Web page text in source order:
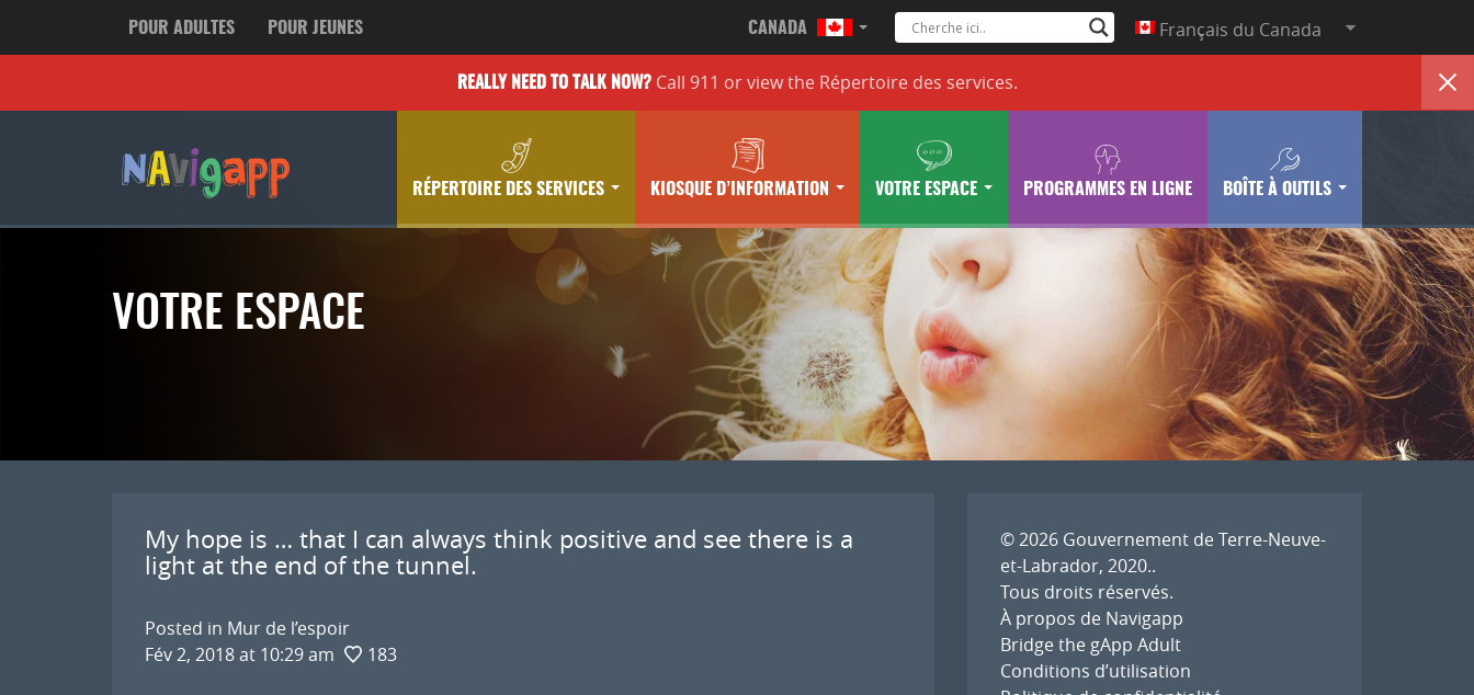
POUR ADULTES POUR JEUNES CANADA Français du Canada
REALLY NEED TO TALK NOW? Call 911 orview the Répertoire des services.
RÉPERTOIRE DES SERVICES KIOSQUE D’INFORMATION VOTRE ESPACE PROGRAMMES EN LIGNE BOÎTE À OUTILS
VOTRE ESPACE
My hope is … that I can always think positive and see there is a
light at the end of the tunnel.
Posted in Mur de l’espoir
Fév 2, 2018 at 10:29 am
183
© 2026 Gouvernement de Terre-Neuve-
et-Labrador, 2020..
Tous droits réservés.
À propos de Navigapp
Bridge the gApp Adult
Conditions d’utilisation